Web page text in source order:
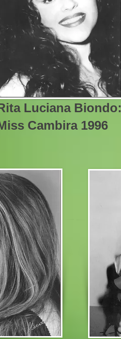
Luciana Biondo:
Cambira 1996